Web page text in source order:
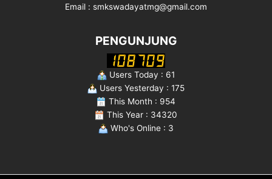
Email : smkswadayatmg@gmail.com
PENGUNJUNG
Users Today : 61
Users Yesterday : 175
This Month : 954
This Year : 34320
Who's Online : 3